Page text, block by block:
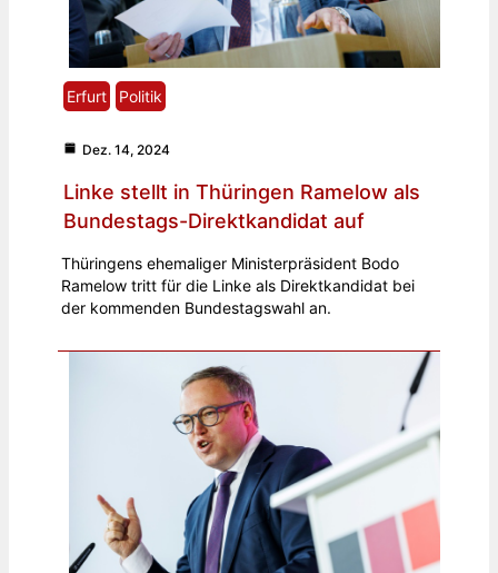
Erfurt Politik
Dez. 14, 2024
Linke stellt in Thüringen Ramelow als
Bundestags-Direktkandidat auf
Thüringens ehemaliger Ministerpräsident Bodo
Ramelow tritt für die Linke als Direktkandidat bei
der kommenden Bundestagswahl an.